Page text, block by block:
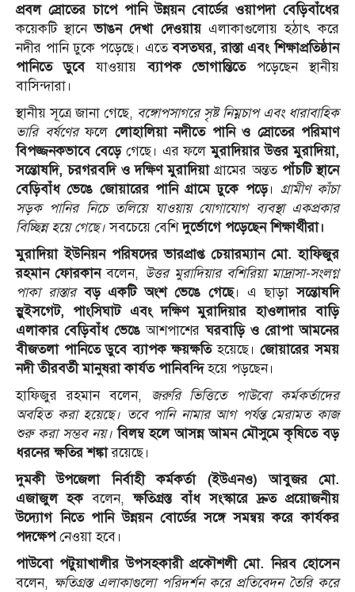
প্রবল স্রোতের চাপে পানি উন্নয়ন বোর্ডের ওয়াপদা বেড়িবাঁধের
কয়েকটি স্থানেভাঙন দেখা দেওয়ায়এলাকাগুলোয় হঠাৎ করে
নদীর পানি ঢুকে পড়েছে। এতেবসতঘর, রাস্তা এবং শিক্ষাপ্রতিষ্ঠান
পানিতে ডুবেযাওয়ায়ব্যাপক ভোগান্তিতেপড়েছেন স্থানীয়
বাসিন্দারা।
স্থানীয় সূত্রে জানা গেছে, বঙ্গোপসাগরে সৃষ্ট নিম্নচাপ এবং ধারাবাহিক
ভারি বর্ষণেরফলে লোহালিয়া নদীতে পানি ও স্রোতের পরিমাণ
বিপজ্জনকভাবে বেড়েগেছে। এর ফলেমুরাদিয়ার উত্তর মুরাদিয়া,
সন্তোষদি, চরগরবদি ও দক্ষিণ মুরাদিয়াগ্রামের অন্তত পাঁচটি স্থানে
বেড়িবাঁধ ভেঙে জোয়ারের পানি গ্রামে ঢুকে পড়ে। গ্রামীণ কাঁচা
সড়ক পানির নিচে তলিয়ে যাওয়ায় যোগাযোগ ব্যবস্থা একপ্রকার
বিচ্ছিন্ন হয়ে গেছে।সবচেয়ে বেশিদুর্ভোগে পড়েছেন শিক্ষার্থীরা।
মুরাদিয়া ইউনিয়ন পরিষদের ভারপ্রাপ্ত চেয়ারম্যান মো. হাফিজুর
রহমান ফোরকানবলেন, উত্তর মুরাদিয়ার বশিরিয়া মাদ্রাসা-সংলগ্ন
পাকা রাস্তার বড় একটি অংশ ভেঙে গেছে। এ ছাড়াসন্তোষদি
স্লুইসগেট, পাংসিঘাট এবং দক্ষিণ মুরাদিয়ার হাওলাদার বাড়ি
এলাকার বেড়িবাঁধ ভেঙে আশপাশেরঘরবাড়ি ও রোপা আমনের
বীজতলা পানিতে ডুবে ব্যাপক ক্ষয়ক্ষতিহয়েছে।জোয়ারের সময়
নদী তীরবর্তী মানুষরা কার্যত পানিবন্দিহয়ে পড়ছেন।
হাফিজুর রহমান বলেন, জরুরি ভিত্তিতে পাউবো কর্মকর্তাদের
অবহিত করা হয়েছে। তবে পানি নামার আগ পর্যন্ত মেরামত কাজ
শুরু করা সম্ভব নয়। বিলম্ব হলে আসন্ন আমন মৌসুমে কৃষিতে বড়
ধরনের ক্ষতির শঙ্কারয়েছে।
দুমকী উপজেলা নির্বাহী কর্মকর্তা (ইউএনও) আবুজর মো.
এজাজুল হকবলেন,ক্ষতিগ্রস্ত বাঁধ সংস্কারে দ্রুত প্রয়োজনীয়
উদ্যোগ নিতে পানি উন্নয়ন বোর্ডের সঙ্গে সমন্বয় করে কার্যকর
পদক্ষেপনেওয়া হবে।
পাউবো পটুয়াখালীর উপসহকারী প্রকৌশলী মো. নিরব হোসেন
বলেন, ক্ষতিগ্রস্ত এলাকাগুলো পরিদর্শন করে প্রতিবেদন তৈরি করে